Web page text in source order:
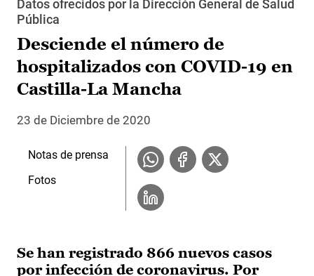
Datos ofrecidos por la Dirección General de Salud
Pública
Desciende el número de
hospitalizados con COVID-19 en
Castilla-La Mancha
23 de Diciembre de 2020
Se han registrado 866 nuevos casos
por infección de coronavirus. Por
Notas de prensa
Fotos